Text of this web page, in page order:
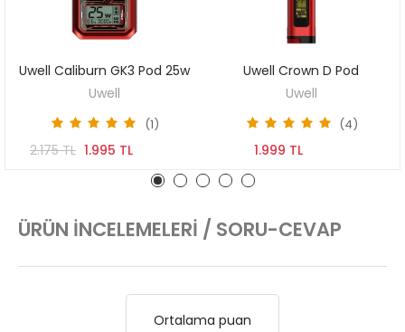
KEŞFET
Uwell Caliburn GK3 Pod 25w
Uwell
(1)
2.175 TL 1.995 TL
SEPETE EKLE
Uwell Crown D Pod
Uwell
(4)
1.999 TL
ÜRÜN İNCELEMELERI / SORU-CEVAP
Ortalama puan